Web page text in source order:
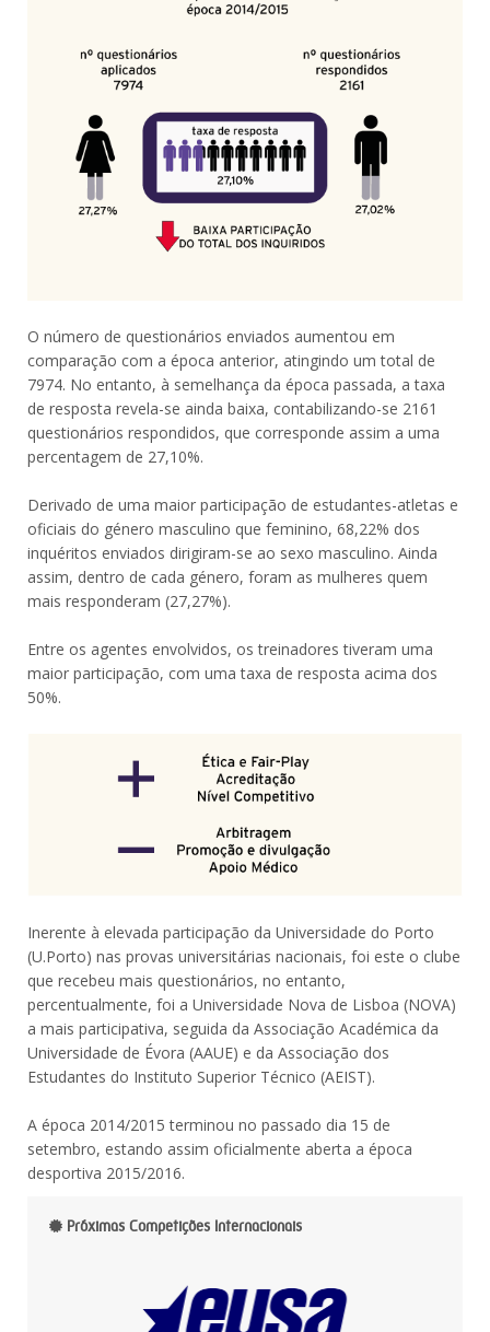
O número de questionários enviados aumentou em
comparação com a época anterior, atingindo um total de
7974. No entanto, à semelhança da época passada, a taxa
de resposta revela-se ainda baixa, contabilizando-se 2161
questionários respondidos, que corresponde assim a uma
percentagem de 27,10%.
Derivado de uma maior participação de estudantes-atletas e
oficiais do género masculino que feminino, 68,22% dos
inquéritos enviados dirigiram-se ao sexo masculino. Ainda
assim, dentro de cada género, foram as mulheres quem
mais responderam (27,27%).
Entre os agentes envolvidos, os treinadores tiveram uma
maior participação, com uma taxa de resposta acima dos
50%.
Inerente à elevada participação da Universidade do Porto
(U.Porto) nas provas universitárias nacionais, foi este o clube
que recebeu mais questionários, no entanto,
percentualmente, foi a Universidade Nova de Lisboa (NOVA)
a mais participativa, seguida da Associação Académica da
Universidade de Évora (AAUE) e da Associação dos
Estudantes do Instituto Superior Técnico (AEIST).
A época 2014/2015 terminou no passado dia 15 de
setembro, estando assim oficialmente aberta a época
desportiva 2015/2016.
Próximas Competições Internacionais